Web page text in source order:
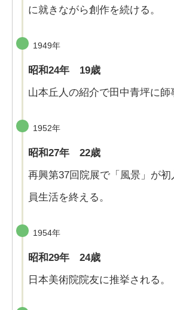
に就きながら創作を続ける。
1949年
昭和24年 19歳
山本丘人の紹介で田中青坪に師
1952年
昭和27年 22歳
再興第37回院展で「風景」が
員生活を終える。
1954年
昭和29年 24歳
日本美術院院友に推挙される。